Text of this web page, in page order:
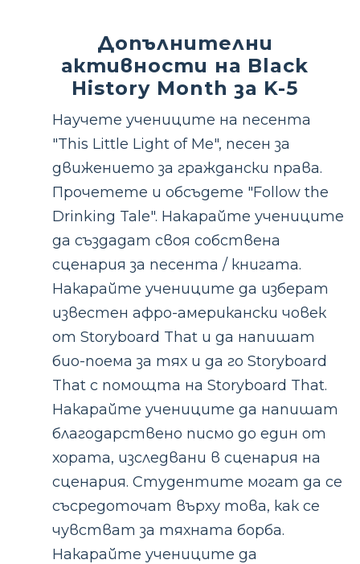
Допълнителни
активности на Black
History Month за K-5
Научете учениците на песента
"This Little Light of Me", песен за
движението за граждански права.
Прочетете и обсъдете "Follow the
Drinking Tale". Накарайте учениците
да създадат своя собствена
сценария за песента / книгата.
Накарайте учениците да изберат
известен афро-американски човек
от Storyboard That и да напишат
био-поема за тях и да го Storyboard
That с помощта на Storyboard That.
Накарайте учениците да напишат
благодарствено писмо до един от
хората, изследвани в сценария на
сценария. Студентите могат да се
съсредоточат върху това, как се
чувстват за тяхната борба.
Накарайте учениците да